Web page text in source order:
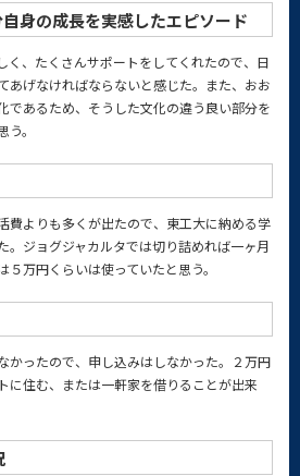
身の成長を実感したエピソード
く、たくさんサポートをしてくれたので、日
あげなければならないと感じた。また、おお
であるため、そうした文化の違う良い部分を
。
費よりも多くが出たので、東工大に納める学
。ジョグジャカルタでは切り詰めれば一ヶ月
５万円くらいは使っていたと思う。
かったので、申し込みはしなかった。２万円
に住む、または一軒家を借りることが出来